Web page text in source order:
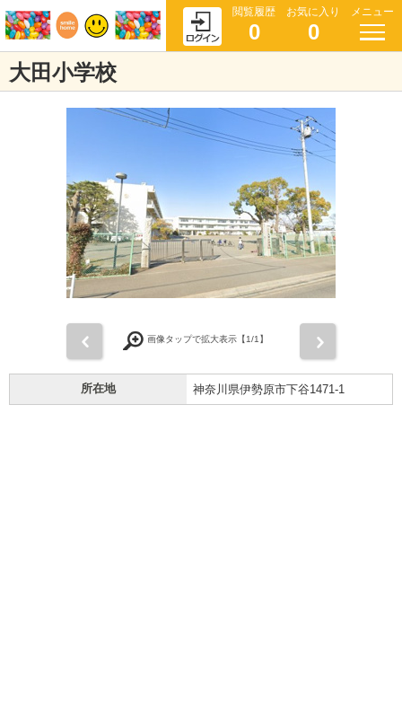
閲覧履歴
0
お気に入り
0
メニュー
大田小学校
画像タップで拡大表示【1/1】
所在地 神奈川県伊勢原市下谷1471-1